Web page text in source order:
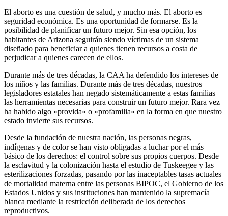
El aborto es una cuestión de salud, y mucho más. El aborto es
seguridad económica. Es una oportunidad de formarse. Es la
posibilidad de planificar un futuro mejor. Sin esa opción, los
habitantes de Arizona seguirán siendo víctimas de un sistema
diseñado para beneficiar a quienes tienen recursos a costa de
perjudicar a quienes carecen de ellos.
Durante más de tres décadas, la CAA ha defendido los intereses de
los niños y las familias. Durante más de tres décadas, nuestros
legisladores estatales han negado sistemáticamente a estas familias
las herramientas necesarias para construir un futuro mejor. Rara vez
ha habido algo «provida» o «profamilia» en la forma en que nuestro
estado invierte sus recursos.
Desde la fundación de nuestra nación, las personas negras,
indígenas y de color se han visto obligadas a luchar por el más
básico de los derechos: el control sobre sus propios cuerpos. Desde
la esclavitud y la colonización hasta el estudio de Tuskeegee y las
esterilizaciones forzadas, pasando por las inaceptables tasas actuales
de mortalidad materna entre las personas BIPOC, el Gobierno de los
Estados Unidos y sus instituciones han mantenido la supremacía
blanca mediante la restricción deliberada de los derechos
reproductivos.